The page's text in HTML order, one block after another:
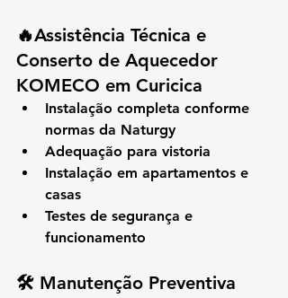
🔥Assistência Técnica e
Conserto de Aquecedor
KOMECO em Curicica
Instalação completa conforme
normas da Naturgy
Adequação para vistoria
Instalação em apartamentos e
casas
Testes de segurança e
funcionamento
🛠️ Manutenção Preventiva